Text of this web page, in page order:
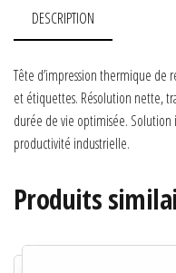
DESCRIPTION
Tête d’impression thermique
et étiquettes. Résolution nette,
durée de vie optimisée.
productivité industrielle.
Produits